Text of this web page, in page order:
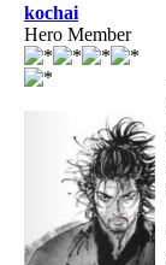
kochai
Hero Member